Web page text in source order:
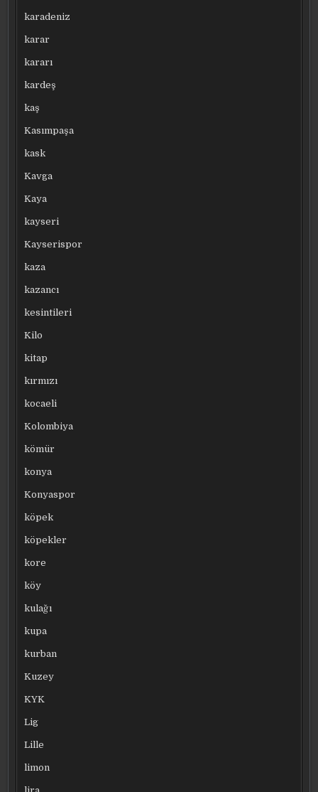
karadeniz
karar
kararı
kardeş
kaş
Kasımpaşa
kask
Kavga
Kaya
kayseri
Kayserispor
kaza
kazancı
kesintileri
Kilo
kitap
kırmızı
kocaeli
Kolombiya
kömür
konya
Konyaspor
köpek
köpekler
kore
köy
kulağı
kupa
kurban
Kuzey
KYK
Lig
Lille
limon